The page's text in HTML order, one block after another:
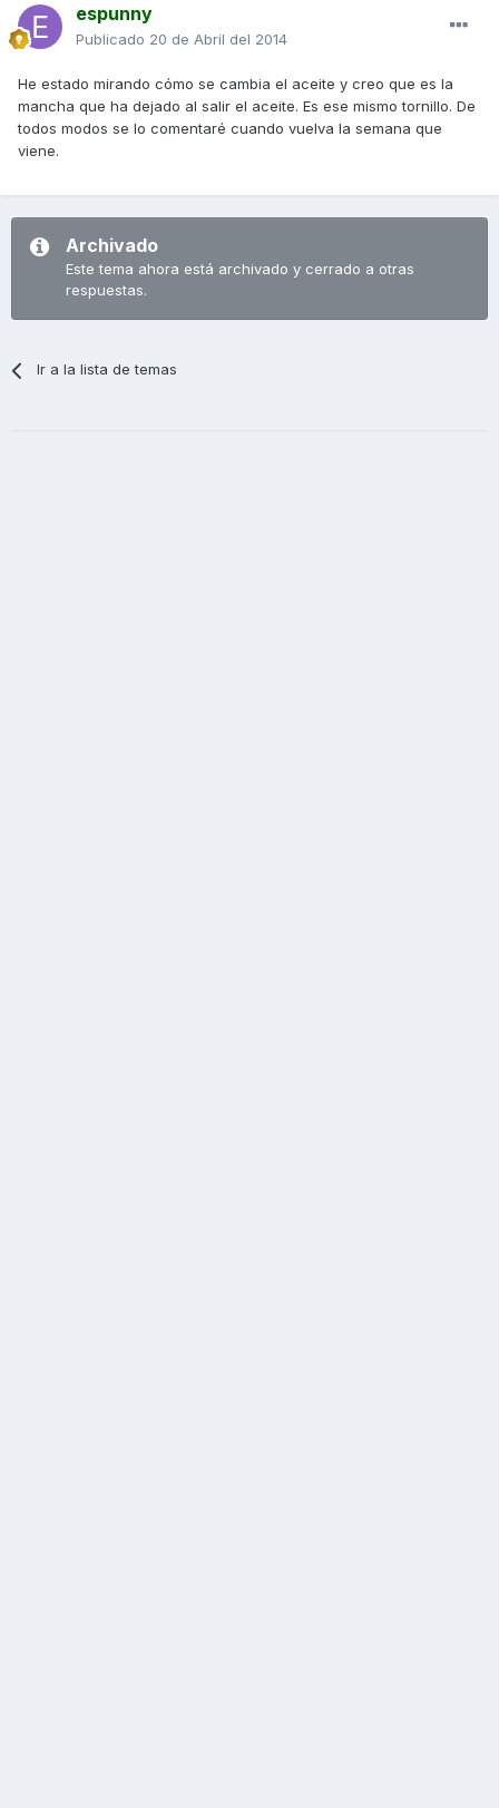
espunny
Publicado 20 de Abril del 2014
He estado mirando cómo se cambia el aceite y creo que es la
mancha que ha dejado al salir el aceite. Es ese mismo tornillo. De
todos modos se lo comentaré cuando vuelva la semana que
viene.
Archivado
Este tema ahora está archivado y cerrado a otras
respuestas.
Ir a la lista de temas